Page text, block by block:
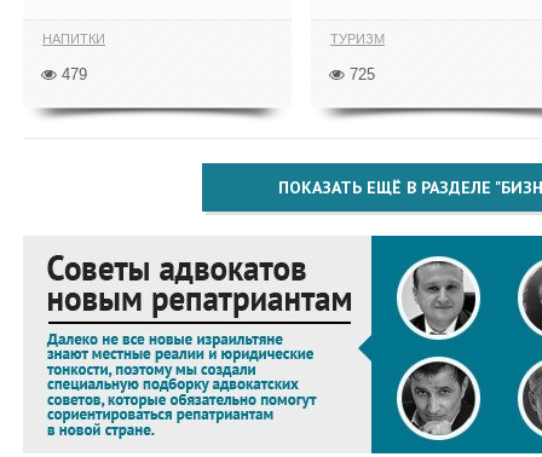
НАПИТКИ
479
ТУРИЗМ
725
ПОКАЗАТЬ ЕЩЁ В РАЗДЕЛЕ